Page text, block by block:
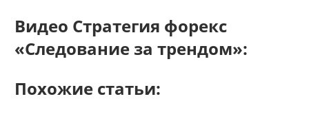
Видео Стратегия форекс
«Следование за трендом»:
Похожие статьи: